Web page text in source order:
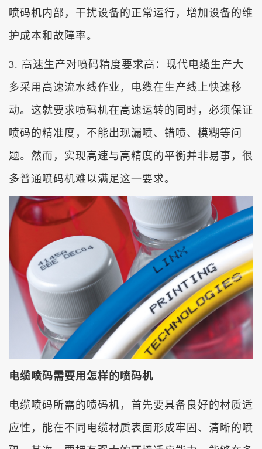
喷码机内部，干扰设备的正常运行，增加设备的维
护成本和故障率。
3. 高速生产对喷码精度要求高：现代电缆生产大
多采用高速流水线作业，电缆在生产线上快速移
动。这就要求喷码机在高速运转的同时，必须保证
喷码的精准度，不能出现漏喷、错喷、模糊等问
题。然而，实现高速与高精度的平衡并非易事，很
多普通喷码机难以满足这一要求。
电缆喷码需要用怎样的喷码机
电缆喷码所需的喷码机，首先要具备良好的材质适
应性，能在不同电缆材质表面形成牢固、清晰的喷